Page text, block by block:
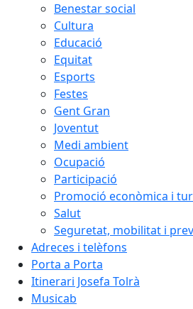
Benestar social
Cultura
Educació
Equitat
Esports
Festes
Gent Gran
Joventut
Medi ambient
Ocupació
Participació
Promoció econòmica i
Salut
Seguretat, mobilitat i
Adreces i telèfons
Porta a Porta
Itinerari Josefa Tolrà
Musicab